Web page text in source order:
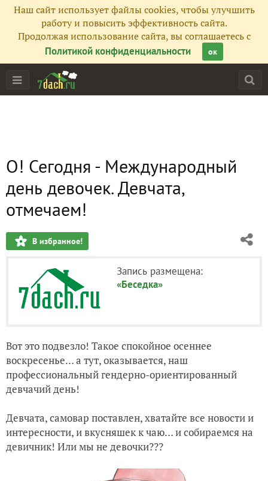
Наш сайт использует файлы cookies, чтобы улучшить
работу и повысить эффективность сайта.
Продолжая использование сайта, вы соглашаетесь с
Политикой конфиденциальности
ок
О! Сегодня - Международный
день девочек. Девчата,
отмечаем!
В избранное!
Запись размещена:
«Беседка»
Вот это подвезло! Такое спокойное осеннее
воскресенье… а тут, оказывается, наш
профессиональный гендерно-ориентированный
девчачий день!
Девчата, самовар поставлен, хватайте все новости и
интересности, и вкусняшек к чаю… и собираемся на
девичник! Или мы не девочки???